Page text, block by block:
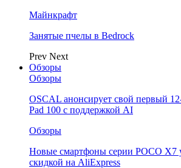
Майнкрафт
Занятые пчелы в Bedrock
Prev Next
Обзоры
Обзоры
OSCAL анонсирует свой первый
Pad 100 с поддержкой AI
Обзоры
Новые смартфоны серии POCO X7
скидкой на AliExpress